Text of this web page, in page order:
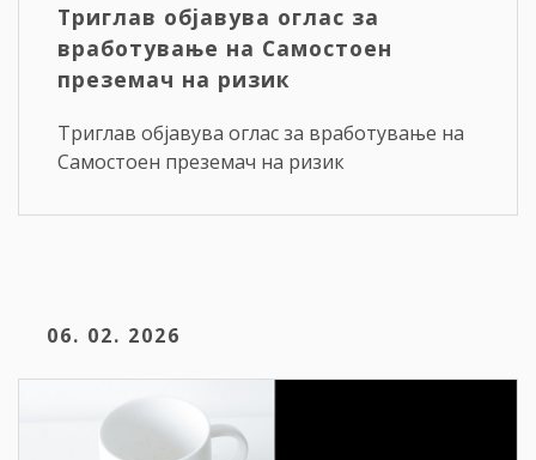
Триглав објавува оглас за
вработување на Самостоен
преземач на ризик
Триглав објавува оглас за вработување на
Самостоен преземач на ризик
06. 02. 2026